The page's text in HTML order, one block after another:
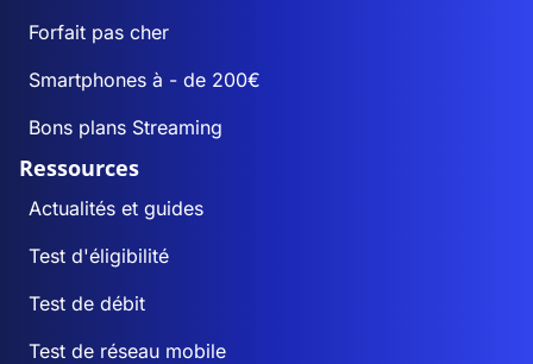
Forfait pas cher
Smartphones à - de 200€
Bons plans Streaming
Ressources
Actualités et guides
Test d'éligibilité
Test de débit
Test de réseau mobile